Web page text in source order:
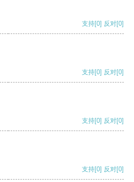
支持[0] 反对[0]
支持[0] 反对[0]
支持[0] 反对[0]
支持[0] 反对[0]